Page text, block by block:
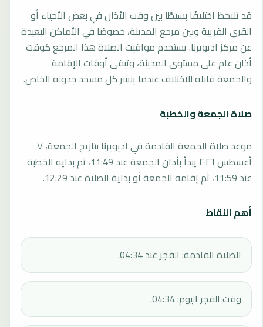
قد تلاحظ اختلافًا بسيطًا بين وقت الأذان في بعض الأحياء أو
القرى القريبة وبين مرجع المدينة، خصوصًا في الأماكن البعيدة
عن مركز اديويرنا. يستخدم مواقيت الصلاة هذا المرجع كوقت
أذان عام على مستوى المدينة، وتبقى أوقات الإقامة
والجمعة قابلة للاختلاف عندما ينشر كل مسجد جدوله الخاص.
صلاة الجمعة والخطبة
موعد صلاة الجمعة القادمة في اديويرنا بتاريخ الجمعة، ٧
أغسطس ٢٠٢٦ يبدأ بأذان الجمعة عند 11:49، ثم بداية الخطبة
عند 11:59، ثم إقامة الجمعة أو بداية الصلاة عند 12:29.
أهم النقاط
الصلاة القادمة: الفجر عند 04:34.
وقت الفجر اليوم: 04:34.